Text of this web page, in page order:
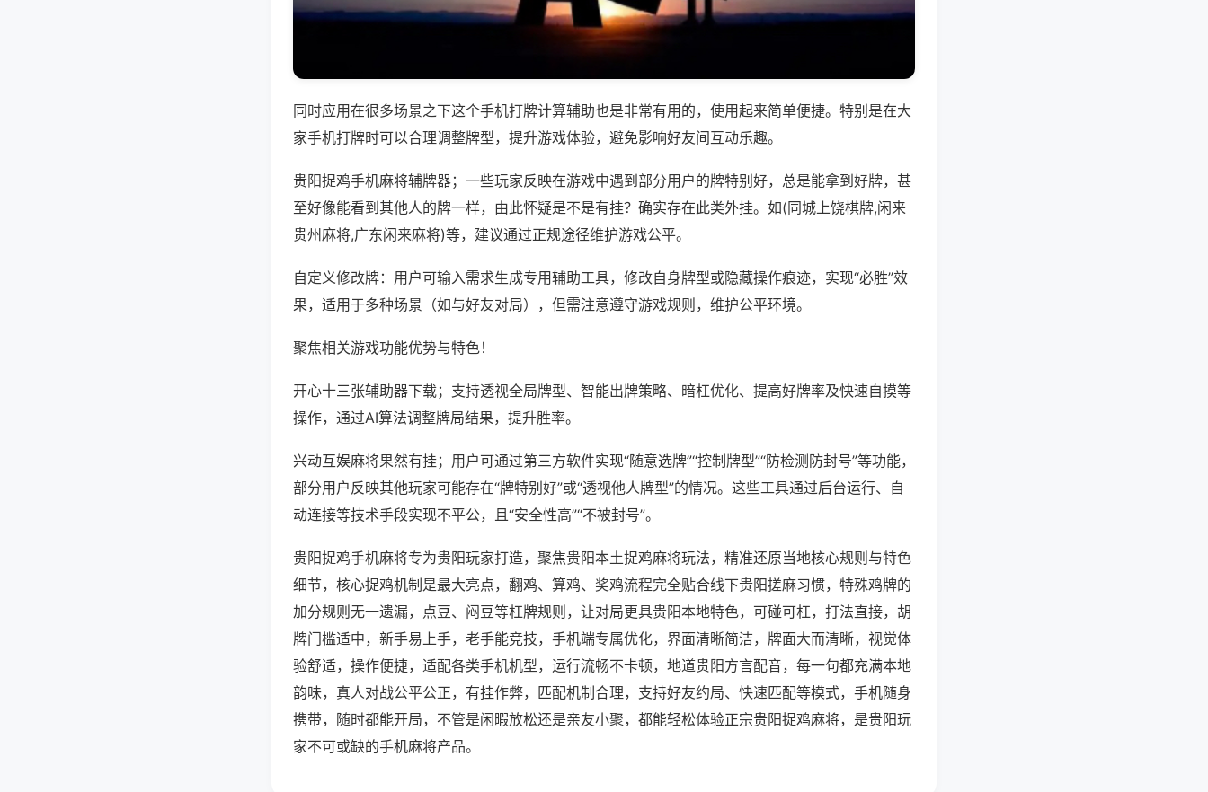
同时应用在很多场景之下这个手机打牌计算辅助也是非常有用的，使用起来简单便捷。特别是在大
家手机打牌时可以合理调整牌型，提升游戏体验，避免影响好友间互动乐趣。
贵阳捉鸡手机麻将辅牌器；一些玩家反映在游戏中遇到部分用户的牌特别好，总是能拿到好牌，甚
至好像能看到其他人的牌一样，由此怀疑是不是有挂？确实存在此类外挂。如(同城上饶棋牌,闲来
贵州麻将,广东闲来麻将)等，建议通过正规途径维护游戏公平。
自定义修改牌：用户可输入需求生成专用辅助工具，修改自身牌型或隐藏操作痕迹，实现“必胜”效
果，适用于多种场景（如与好友对局），但需注意遵守游戏规则，维护公平环境。
聚焦相关游戏功能优势与特色！
开心十三张辅助器下载；支持透视全局牌型、智能出牌策略、暗杠优化、提高好牌率及快速自摸等
操作，通过AI算法调整牌局结果，提升胜率。
兴动互娱麻将果然有挂；用户可通过第三方软件实现“随意选牌”“控制牌型”“防检测防封号”等功能，
部分用户反映其他玩家可能存在“牌特别好”或“透视他人牌型”的情况。这些工具通过后台运行、自
动连接等技术手段实现不平公，且“安全性高”“不被封号”。
贵阳捉鸡手机麻将专为贵阳玩家打造，聚焦贵阳本土捉鸡麻将玩法，精准还原当地核心规则与特色
细节，核心捉鸡机制是最大亮点，翻鸡、算鸡、奖鸡流程完全贴合线下贵阳搓麻习惯，特殊鸡牌的
加分规则无一遗漏，点豆、闷豆等杠牌规则，让对局更具贵阳本地特色，可碰可杠，打法直接，胡
牌门槛适中，新手易上手，老手能竞技，手机端专属优化，界面清晰简洁，牌面大而清晰，视觉体
验舒适，操作便捷，适配各类手机机型，运行流畅不卡顿，地道贵阳方言配音，每一句都充满本地
韵味，真人对战公平公正，有挂作弊，匹配机制合理，支持好友约局、快速匹配等模式，手机随身
携带，随时都能开局，不管是闲暇放松还是亲友小聚，都能轻松体验正宗贵阳捉鸡麻将，是贵阳玩
家不可或缺的手机麻将产品。